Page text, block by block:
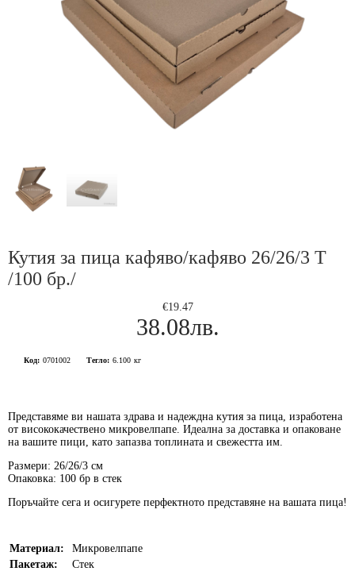
Кутия за пица кафяво/кафяво 26/26/3 Т
/100 бр./
€19.47
38.08лв.
Код: 0701002 Тегло: 6.100 кг
Представяме ви нашата здрава и надеждна кутия за пица, изработена
от висококачествено микровелпапе. Идеална за доставка и опаковане
на вашите пици, като запазва топлината и свежестта им.
Размери: 26/26/3 см
Опаковка: 100 бр в стек
Поръчайте сега и осигурете перфектното представяне на вашата пица!
Материал:
Микровелпапе
Пакетаж:
Стек